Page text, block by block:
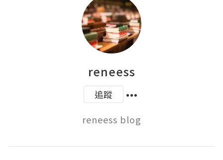
reneess
追蹤
reneess blog